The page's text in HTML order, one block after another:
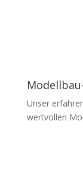
Unser
wertvollen